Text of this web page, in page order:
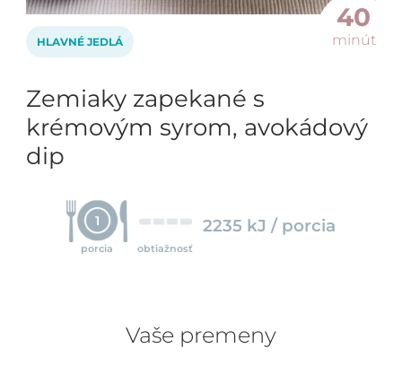
40
minút
HLAVNÉ JEDLÁ
Zemiaky zapekané s
krémovým syrom, avokádový
dip
1
porcia obtiažnosť
2235 kJ / porcia
Vaše premeny